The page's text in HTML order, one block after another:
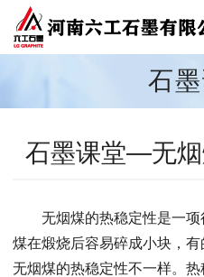
石
石墨课堂—无
无烟煤的热稳定性是一
煤在煅烧后容易碎成小块，
无烟煤的热稳定性不一样。热